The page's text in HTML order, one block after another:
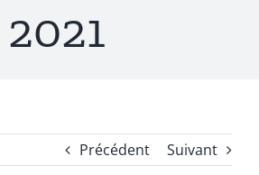
2021
Précédent Suivant